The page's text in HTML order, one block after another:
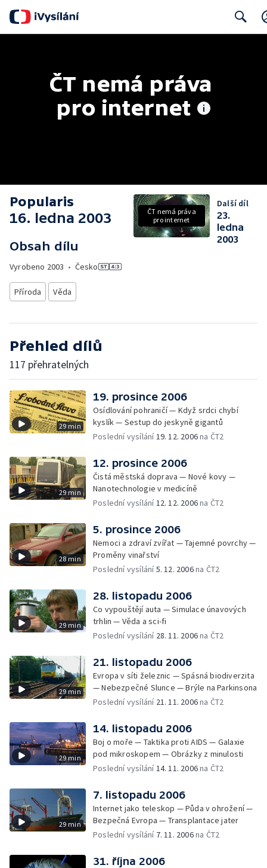
ČT nemá práva
pro internet
Popularis
16. ledna 2003
Obsah dílu
Vyrobeno 2003 • Česko
Příroda Věda
ČT nemá práva
pro internet
Další díl
23.
ledna
2003
Přehled dílů
117 přehratelných
29 min
19. prosince 2006
Osídlování pohraničí — Když srdci chybí
kyslík — Sestup do jeskyně gigantů
Poslední vysílání19. 12. 2006na ČT2
29 min
12. prosince 2006
Čistá městská doprava — Nové kovy —
Nanotechnologie v medicíně
Poslední vysílání12. 12. 2006na ČT2
28 min
5. prosince 2006
Nemoci a zdraví zvířat — Tajemné povrchy —
Proměny vinařství
Poslední vysílání5. 12. 2006na ČT2
29 min
28. listopadu 2006
Co vypouštějí auta — Simulace únavových
trhlin — Věda a sci-fi
Poslední vysílání 28. 11. 2006na ČT2
29 min
21. listopadu 2006
Evropa v síti železnic — Spásná biodiverzita
— Nebezpečné Slunce — Brýle na Parkinsona
Poslední vysílání 21. 11. 2006na ČT2
29 min
14. listopadu 2006
Boj o moře — Taktika proti AIDS — Galaxie
pod mikroskopem — Obrázky z minulosti
Poslední vysílání14. 11. 2006na ČT2
29 min
7. listopadu 2006
Internet jako teleskop — Půda v ohrožení —
Bezpečná Evropa — Transplantace jater
Poslední vysílání 7. 11. 2006na ČT2
31. října 2006